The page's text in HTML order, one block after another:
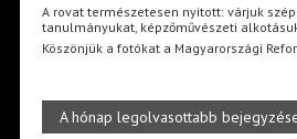
A rovat természetesen nyitott: várjuk
tanulmányukat, képzőművészeti
Köszönjük a fotókat a Magyarországi
A hónap legolvasottabb